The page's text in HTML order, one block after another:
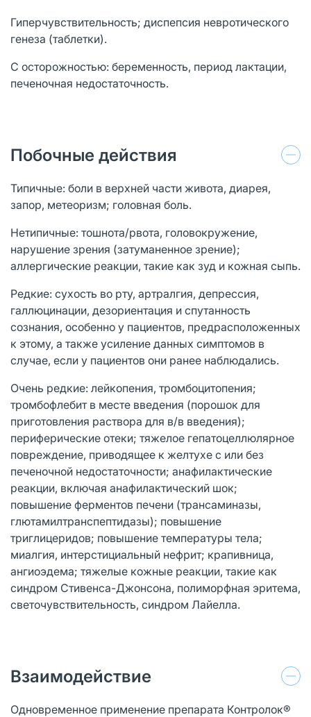
Гиперчувствительность; диспепсия невротического
генеза (таблетки).
С осторожностью: беременность, период лактации,
печеночная недостаточность.
Побочные действия
Типичные: боли в верхней части живота, диарея,
запор, метеоризм; головная боль.
Нетипичные: тошнота/рвота, головокружение,
нарушение зрения (затуманенное зрение);
аллергические реакции, такие как зуд и кожная сыпь.
Редкие: сухость во рту, артралгия, депрессия,
галлюцинации, дезориентация и спутанность
сознания, особенно у пациентов, предрасположенных
к этому, а также усиление данных симптомов в
случае, если у пациентов они ранее наблюдались.
Очень редкие: лейкопения, тромбоцитопения;
тромбофлебит в месте введения (порошок для
приготовления раствора для в/в введения);
периферические отеки; тяжелое гепатоцеллюлярное
повреждение, приводящее к желтухе с или без
печеночной недостаточности; анафилактические
реакции, включая анафилактический шок;
повышение ферментов печени (трансаминазы,
глютамилтранспептидазы); повышение
триглицеридов; повышение температуры тела;
миалгия, интерстициальный нефрит; крапивница,
ангиоэдема; тяжелые кожные реакции, такие как
синдром Стивенса-Джонсона, полиморфная эритема,
светочувствительность, синдром Лайелла.
Взаимодействие
Одновременное применение препарата Контролок®